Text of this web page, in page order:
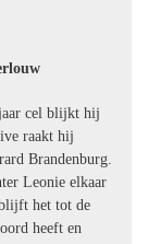
cel blijkt hij
raakt hij
Brandenburg.
Leonie elkaar
het tot de
heeft en